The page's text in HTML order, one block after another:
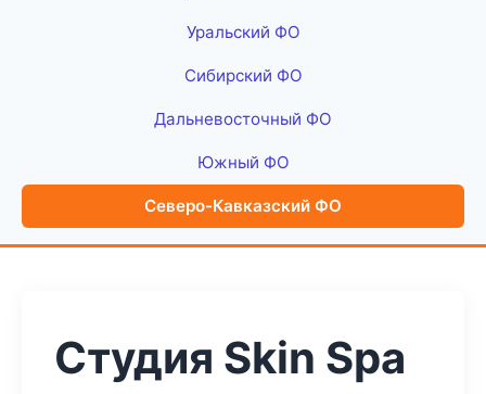
Уральский ФО
Сибирский ФО
Дальневосточный ФО
Южный ФО
Северо-Кавказский ФО
Студия Skin Spa